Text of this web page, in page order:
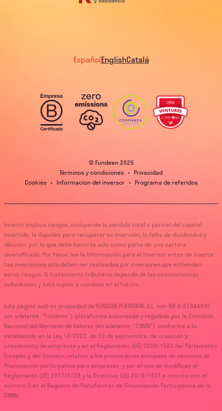
EspañolEnglishCatalá
© Fundeen 2026
Términos y condiciones • Privacidad
Cookies • Informacion del inversor • Programa de referidos
Invertir implica riesgos, incluyendo la pérdida total o parcial del capital
invertido, la iliquidez para recuperar su inversión, la falta de dividendos y
dilución, por lo que debe hacerse sólo como parte de una cartera
diversificada. Por favor, lea la Información para el Inversor antes de invertir.
Las inversiones sólo deben ser realizadas por inversores que entienden
estos riesgos. El tratamiento tributario depende de las circunstancias
individuales y está sujeto a cambios en el futuro.
Esta página web es propiedad de FUNDEEN PLATFORM, S.L. con NIF B-87884896
(en adelante, “Fundeen”), plataforma autorizada y regulada por la Comisión
Nacional del Mercado de Valores (en adelante, “CNMV”), conforme a lo
establecido en la Ley 18/2022, de 28 de septiembre, de creación y
crecimiento de empresas y en el Reglamento (UE) 2020/1503 del Parlamento
Europeo y del Consejo, relativo a los proveedores europeos de servicios de
financiación participativa para empresas, y por el que se modifican el
Reglamento (UE) 2017/1129 y la Directiva (UE) 2019/1937.e inscrita con el
número 3 en el Registro de Plataformas de Financiación Participativa de la
CNMV.